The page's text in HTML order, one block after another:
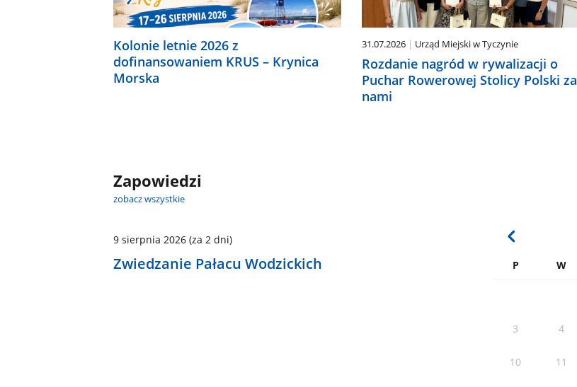
Kolonie letnie 2026 z
dofinansowaniem KRUS – Krynica
Morska
31.07.2026 Urząd Miejski w Tyczynie
Rozdanie nagród w rywalizacji o
Puchar Rowerowej Stolicy Polski za
nami
Zapowiedzi
zobacz wszystkie
P W
3 4
10 11
9 sierpnia 2026(za 2 dni)
Zwiedzanie Pałacu Wodzickich